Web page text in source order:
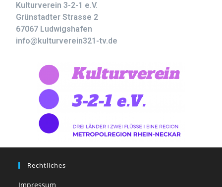
Kulturverein 3-2-1 e.V.
Grünstadter Strasse 2
67067 Ludwigshafen
info@kulturverein321-tv.de
Rechtliches
Impressum